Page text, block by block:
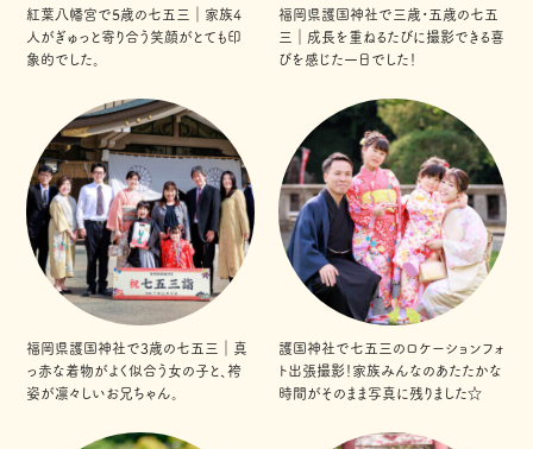
紅葉八幡宮で5歳の七五三｜家族4
人がぎゅっと寄り合う笑顔がとても印
象的でした。
福岡県護国神社で三歳・五歳の七五
三｜成長を重ねるたびに撮影できる喜
びを感じた一日でした！
福岡県護国神社で3歳の七五三｜真
っ赤な着物がよく似合う女の子と、袴
姿が凛々しいお兄ちゃん。
護国神社で七五三のロケーションフォ
ト出張撮影！家族みんなのあたたかな
時間がそのまま写真に残りました☆